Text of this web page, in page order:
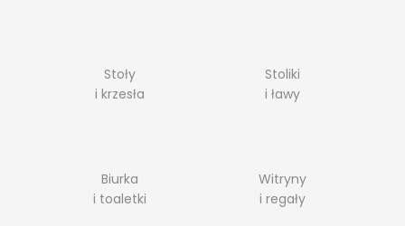
Stoły
i krzesła
Stoliki
i ławy
Biurka
i toaletki
Witryny
i regały